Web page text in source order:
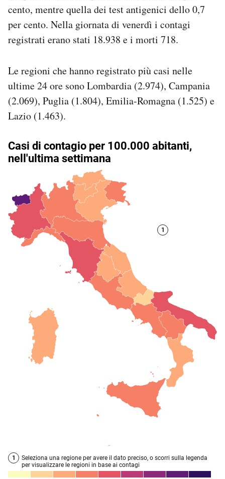
Area Personale
Newsletter
Notifiche mobile
Esci
cento, mentre quella dei test antigenici dello 0,7
per cento. Nella giornata di venerdì i contagi
registrati erano stati 18.938 e i morti 718.
Le regioni che hanno registrato più casi nelle
ultime 24 ore sono Lombardia (2.974), Campania
(2.069), Puglia (1.804), Emilia-Romagna (1.525) e
Lazio (1.463).